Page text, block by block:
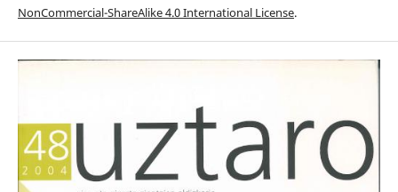
NonCommercial-ShareAlike 4.0 International License.